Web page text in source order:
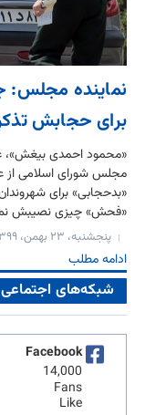
نماینده مجلس:
برای حجابش
«محمود احمدی
مجلس شورای اسلامی از
«بدحجابی» برای
«فحش» چیزی نصیبش
پنجشنبه، ۲۳ بهمن، ۱۳۹۹
ادامه مطلب
شبکه‌های اجتماعی
Facebook
14,000
Fans
Like